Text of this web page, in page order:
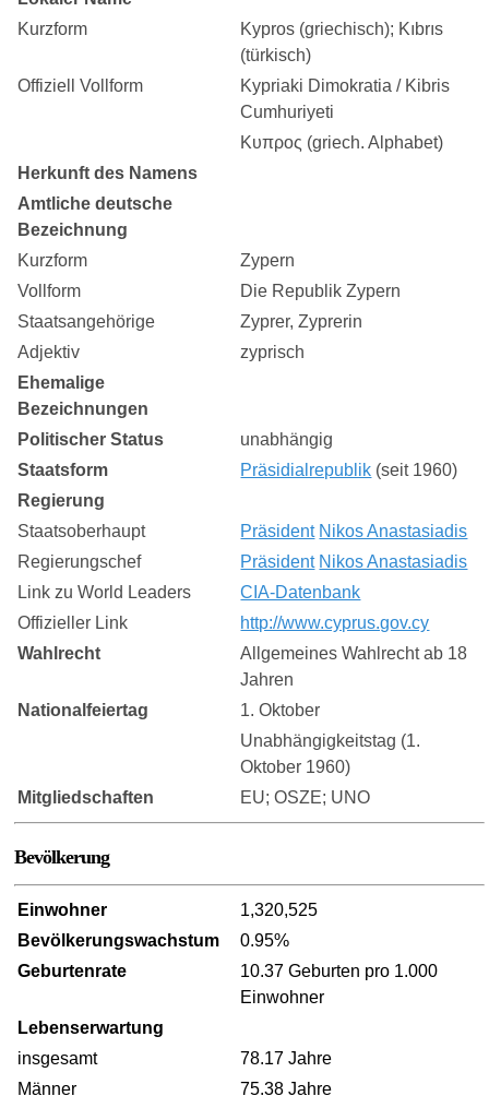
Kurzform
Kypros (griechisch); Kıbrıs
(türkisch)
Offiziell Vollform
Kypriaki Dimokratia / Kibris
Cumhuriyeti
Κυπρος (griech. Alphabet)
Herkunft des Namens
Amtliche deutsche
Bezeichnung
Kurzform
Zypern
Vollform
Die Republik Zypern
Staatsangehörige
Zyprer, Zyprerin
Adjektiv
zyprisch
Ehemalige
Bezeichnungen
Politischer Status
unabhängig
Staatsform
Präsidialrepublik (seit 1960)
Regierung
Staatsoberhaupt
Präsident Nikos Anastasiadis
Regierungschef
Präsident Nikos Anastasiadis
Link zu World Leaders
CIA-Datenbank
Offizieller Link
http://www.cyprus.gov.cy
Wahlrecht
Allgemeines Wahlrecht ab 18
Jahren
Nationalfeiertag
1. Oktober
Unabhängigkeitstag (1.
Oktober 1960)
Mitgliedschaften
EU; OSZE; UNO
Bevölkerung
Einwohner
1,320,525
Bevölkerungswachstum
0.95%
Geburtenrate
10.37 Geburten pro 1.000
Einwohner
Lebenserwartung
insgesamt
78.17 Jahre
Männer
75.38 Jahre